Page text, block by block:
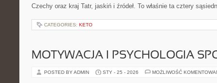
Czechy oraz kraj Tatr, jaskiń i źródeł. To właśnie ta cztery
CATEGORIES: KETO
MOTYWACJA I PSYCHOLOGIA
POSTED BY ADMIN STY - 25 - 2026 MOŻLIWOŚĆ